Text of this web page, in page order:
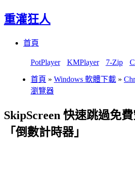
重灌狂人
首頁
PotPlayer KMPlayer 7-Zip
首頁 » Windows 軟體下載 »
瀏覽器
SkipScreen 快速跳過免
「倒數計時器」